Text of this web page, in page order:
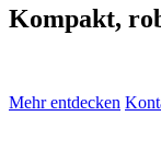
Kompakt,
Mehr entdecken